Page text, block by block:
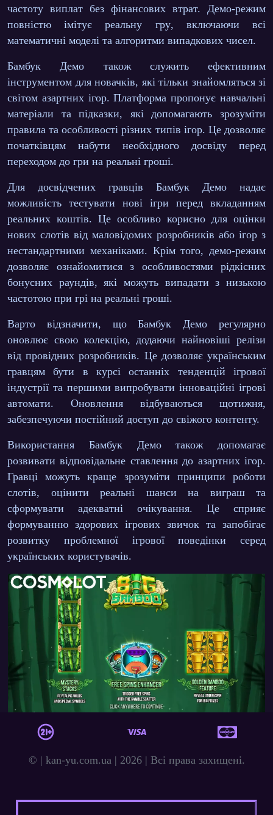
частоту виплат без фінансових втрат. Демо-режим
повністю імітує реальну гру, включаючи всі
математичні моделі та алгоритми випадкових чисел.
Бамбук Демо також служить ефективним
інструментом для новачків, які тільки знайомляться зі
світом азартних ігор. Платформа пропонує навчальні
матеріали та підказки, які допомагають зрозуміти
правила та особливості різних типів ігор. Це дозволяє
початківцям набути необхідного досвіду перед
переходом до гри на реальні гроші.
Для досвідчених гравців Бамбук Демо надає
можливість тестувати нові ігри перед вкладанням
реальних коштів. Це особливо корисно для оцінки
нових слотів від маловідомих розробників або ігор з
нестандартними механіками. Крім того, демо-режим
дозволяє ознайомитися з особливостями рідкісних
бонусних раундів, які можуть випадати з низькою
частотою при грі на реальні гроші.
Варто відзначити, що Бамбук Демо регулярно
оновлює свою колекцію, додаючи найновіші релізи
від провідних розробників. Це дозволяє українським
гравцям бути в курсі останніх тенденцій ігрової
індустрії та першими випробувати інноваційні ігрові
автомати. Оновлення відбуваються щотижня,
забезпечуючи постійний доступ до свіжого контенту.
Використання Бамбук Демо також допомагає
розвивати відповідальне ставлення до азартних ігор.
Гравці можуть краще зрозуміти принципи роботи
слотів, оцінити реальні шанси на виграш та
сформувати адекватні очікування. Це сприяє
формуванню здорових ігрових звичок та запобігає
розвитку проблемної ігрової поведінки серед
українських користувачів.
© | kan-yu.com.ua | 2026 | Всі права захищені.